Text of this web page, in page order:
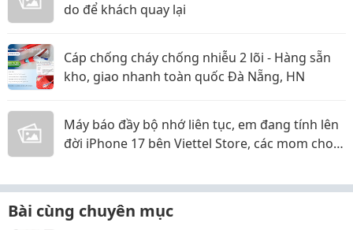
do để khách quay lại
Cáp chống cháy chống nhiễu 2 lõi - Hàng sẵn
kho, giao nhanh toàn quốc Đà Nẵng, HN
Máy báo đầy bộ nhớ liên tục, em đang tính lên
đời iPhone 17 bên Viettel Store, các mom cho
Bài cùng chuyên mục